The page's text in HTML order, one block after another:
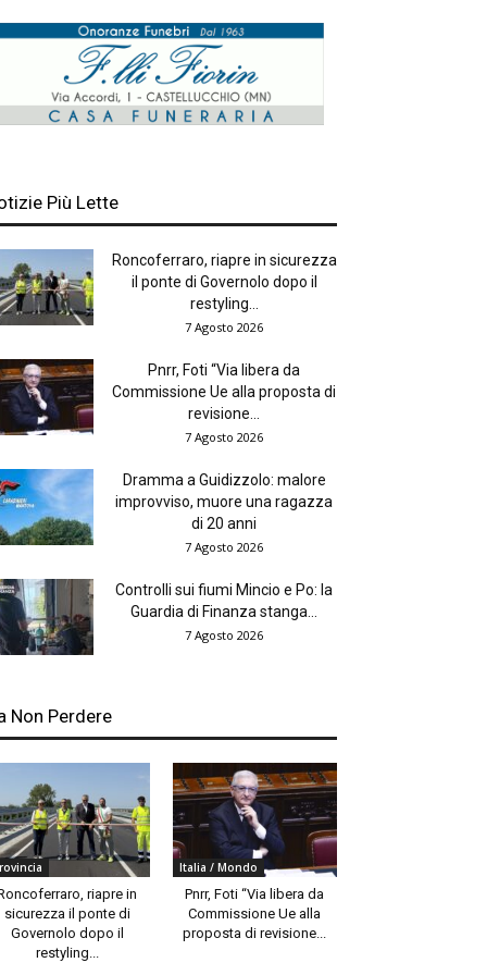
Più Lette
Roncoferraro, riapre in sicurezza
il ponte di Governolo dopo il
restyling...
7 Agosto 2026
Pnrr, Foti “Via libera da
Commissione Ue alla proposta di
revisione...
7 Agosto 2026
Dramma a Guidizzolo: malore
improvviso, muore una ragazza
di 20 anni
7 Agosto 2026
Controlli sui fiumi Mincio e Po: la
Guardia di Finanza stanga...
7 Agosto 2026
Non Perdere
riapre in
sicurezza il ponte di
Governolo dopo il
restyling...
Italia / Mondo
Pnrr, Foti “Via libera da
Commissione Ue alla
proposta di revisione...